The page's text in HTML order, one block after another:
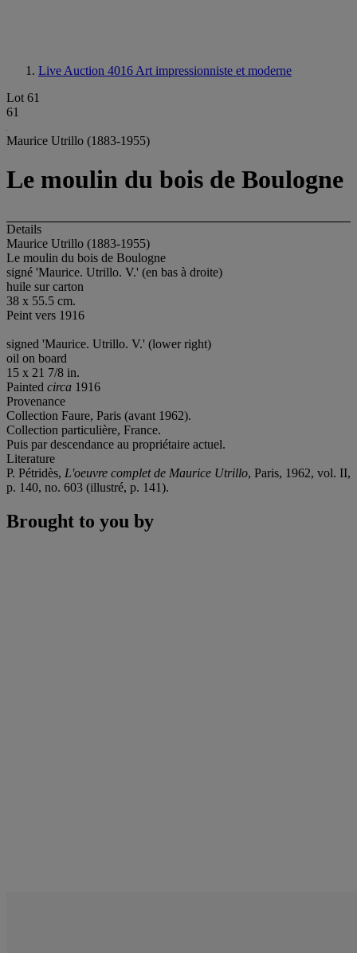
Live Auction 4016 Art impressionniste et moderne
Lot 61
61
Maurice Utrillo (1883-1955)
Le moulin du bois de Boulogne
Details
Maurice Utrillo (1883-1955)
Le moulin du bois de Boulogne
signé 'Maurice. Utrillo. V.' (en bas à droite)
huile sur carton
38 x 55.5 cm.
Peint vers 1916
signed 'Maurice. Utrillo. V.' (lower right)
oil on board
15 x 21 7/8 in.
Painted circa 1916
Provenance
Collection Faure, Paris (avant 1962).
Collection particulière, France.
Puis par descendance au propriétaire actuel.
Literature
P. Pétridès, L'oeuvre complet de Maurice Utrillo, Paris, 1962, vol. II,
p. 140, no. 603 (illustré, p. 141).
Brought to you by